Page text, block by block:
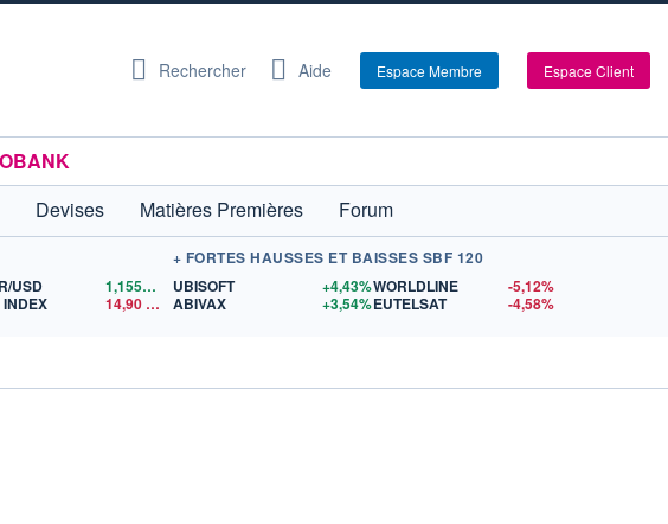
Rechercher Aide Espace Membre Espace Client
Devises Matières Premières
Forum
USD 1,1559$US
INDEX
14,90
+ FORTES HAUSSES ET BAISSES SBF 120
UBISOFT
+4,43%
ABIVAX
+3,54%
WORLDLINE
-5,12%
EUTELSAT
-4,58%